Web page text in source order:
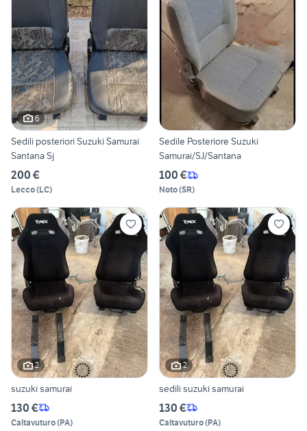
6
Sedili posteriori Suzuki Samurai
Santana Sj
200 €
Lecco(LC)
Sedile Posteriore Suzuki
Samurai/SJ/Santana
100 €
Noto(SR)
2
suzuki samurai
130 €
Caltavuturo(PA)
2
sedili suzuki samurai
130 €
Caltavuturo(PA)